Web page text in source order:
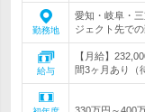
勤務地
愛知・岐阜・
ジェクト先で
給与
【月給】
間3ヶ月あり（
330万円～400